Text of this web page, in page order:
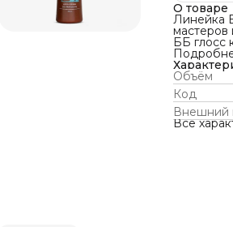
О товаре
Линейка
мастеров
ББ глосс
волос.
Высокое
важный
обладает
силу,
Объём
Код
Внешний
Все